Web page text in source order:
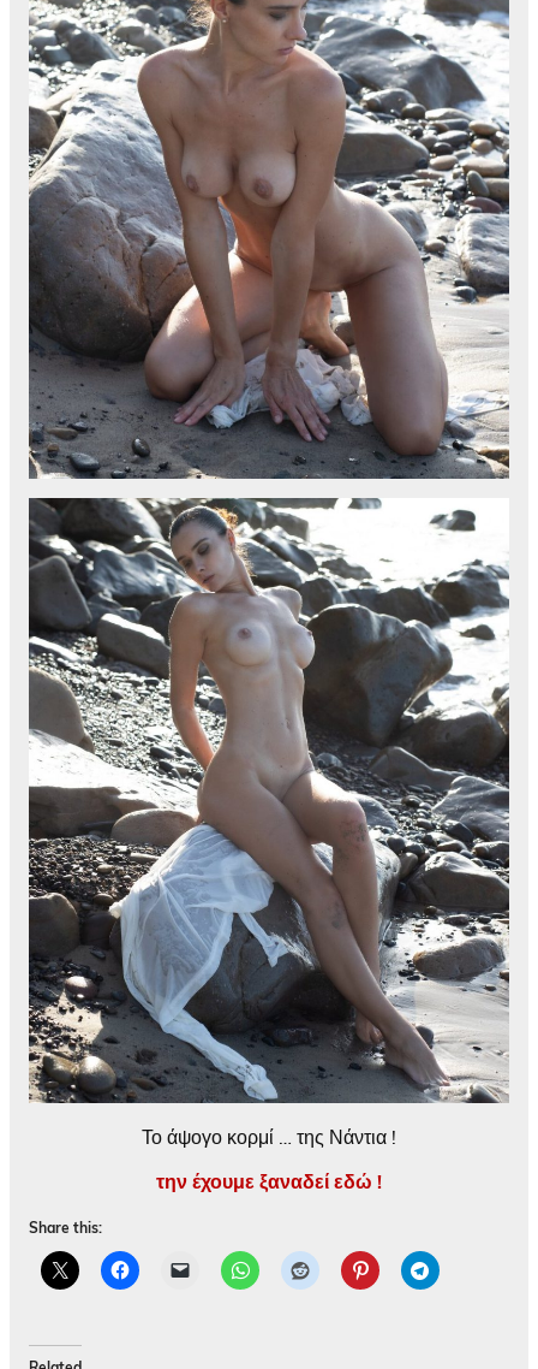
Το άψογο κορμί … της Νάντια !
την έχουμε ξαναδεί εδώ !
Share this: